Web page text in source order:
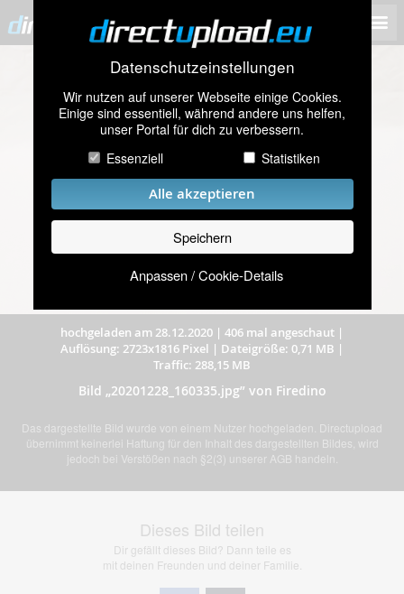
Datenschutzeinstellungen
Wir nutzen auf unserer Webseite einige Cookies.
Einige sind essentiell, während andere uns helfen,
unser Portal für dich zu verbessern.
Essenziell
Statistiken
Alle akzeptieren
Speichern
Anpassen / Cookie-Details
hochgeladen am 28.12.2020 | 406 mal angeschaut |
Auflösung: 2723x1816 Pixel | Dateigröße: 0,71 MB |
Traffic: 288,15 MB
Bild „20201228_160335.jpg” von Firedino
Das dargestellte Bild wurde von einem Nutzer hochgeladen. Directupload
übernimmt keinerlei Haftung für den Inhalt des dargestellten Bildes, wird
jedoch bei Verstößen nach §2(3) unserer AGB handeln.
Dieses Bild teilen
Dir gefällt dieses Bild? Dann teile es
mit deinen Freunden und deiner Familie.